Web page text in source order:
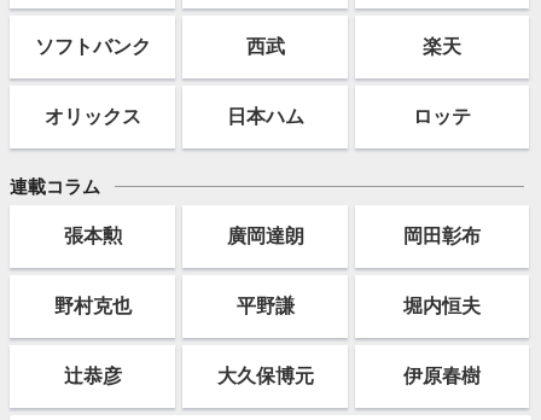
ソフトバンク 西武 楽天
オリックス 日本ハム ロッテ
連載コラム
張本勲 廣岡達朗 岡田彰布
野村克也 平野謙 堀内恒夫
辻恭彦 大久保博元 伊原春樹